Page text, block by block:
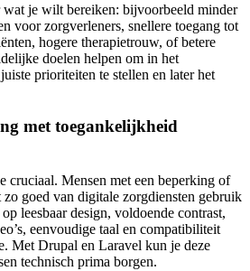
wat je wilt bereiken: bijvoorbeeld minder
voor zorgverleners, snellere toegang tot
hogere therapietrouw, of betere
doelen helpen om in het
prioriteiten te stellen en later het
met toegankelijkheid
cruciaal. Mensen met een beperking of
zo goed van digitale zorgdiensten gebruik
leesbaar design, voldoende contrast,
eenvoudige taal en compatibiliteit
Met Drupal en Laravel kun je deze
technisch prima borgen.